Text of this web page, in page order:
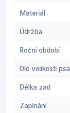
Materiál
Údržba
Roční období
Dle velikosti psa
Délka zad
Zapínání